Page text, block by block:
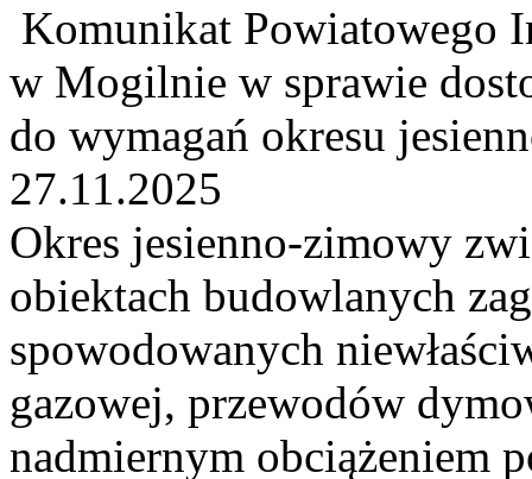
Komunikat Powiatowego
w Mogilnie w sprawie
do wymagań okresu
27.11.2025
Okres jesienno-zimowy
obiektach budowlanych
spowodowanych
gazowej, przewodów
nadmiernym obciążeniem